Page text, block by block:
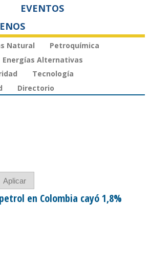
EVENTOS
Natural
Petroquímica
Energías Alternativas
Tecnología
Directorio
en Colombia cayó 1,8%